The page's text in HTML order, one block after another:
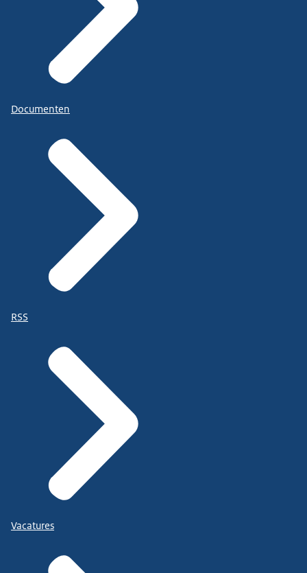
Documenten
RSS
Vacatures